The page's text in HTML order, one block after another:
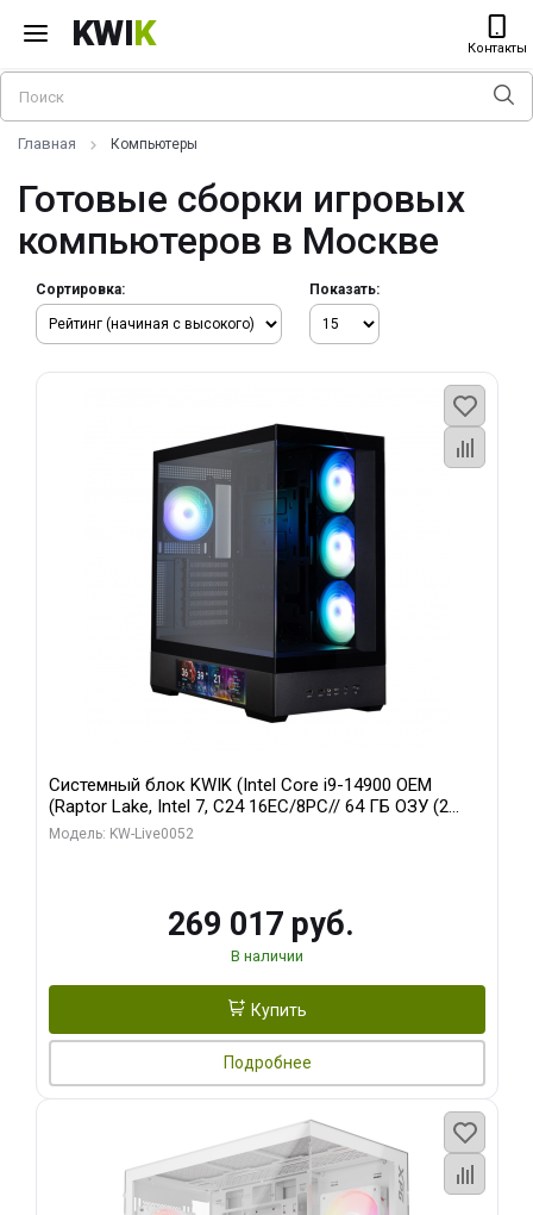
KWIK Контакты
Главная Компьютеры
Готовые сборки игровых
компьютеров в Москве
Сортировка: Показать:
Системный блок KWIK (Intel Core i9-14900 OEM
(Raptor Lake, Intel 7, C24 16EC/8PC// 64 ГБ ОЗУ (2
модуля)/ Palit RTX5080 GAMINGPRO OC 16GB GDDR7
Модель: KW-Live0052
269 017 руб.
В наличии
Купить
Подробнее